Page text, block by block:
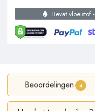
Bevat vloeistof -
Beoordelingen 4